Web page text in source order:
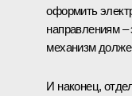
оформить
направлениям
механизм
И наконец,